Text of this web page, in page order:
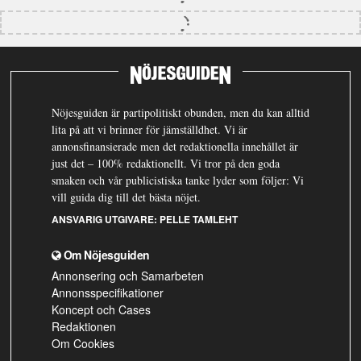
Nöjesguiden är partipolitiskt obunden, men du kan alltid
lita på att vi brinner för jämställdhet. Vi är
annonsfinansierade men det redaktionella innehållet är
just det – 100% redaktionellt. Vi tror på den goda
smaken och vår publicistiska tanke lyder som följer: Vi
vill guida dig till det bästa nöjet.
ANSVARIG UTGIVARE: PELLE TAMLEHT
Om Nöjesguiden
Annonsering och Samarbeten
Annonsspecifikationer
Koncept och Cases
Redaktionen
Om Cookies